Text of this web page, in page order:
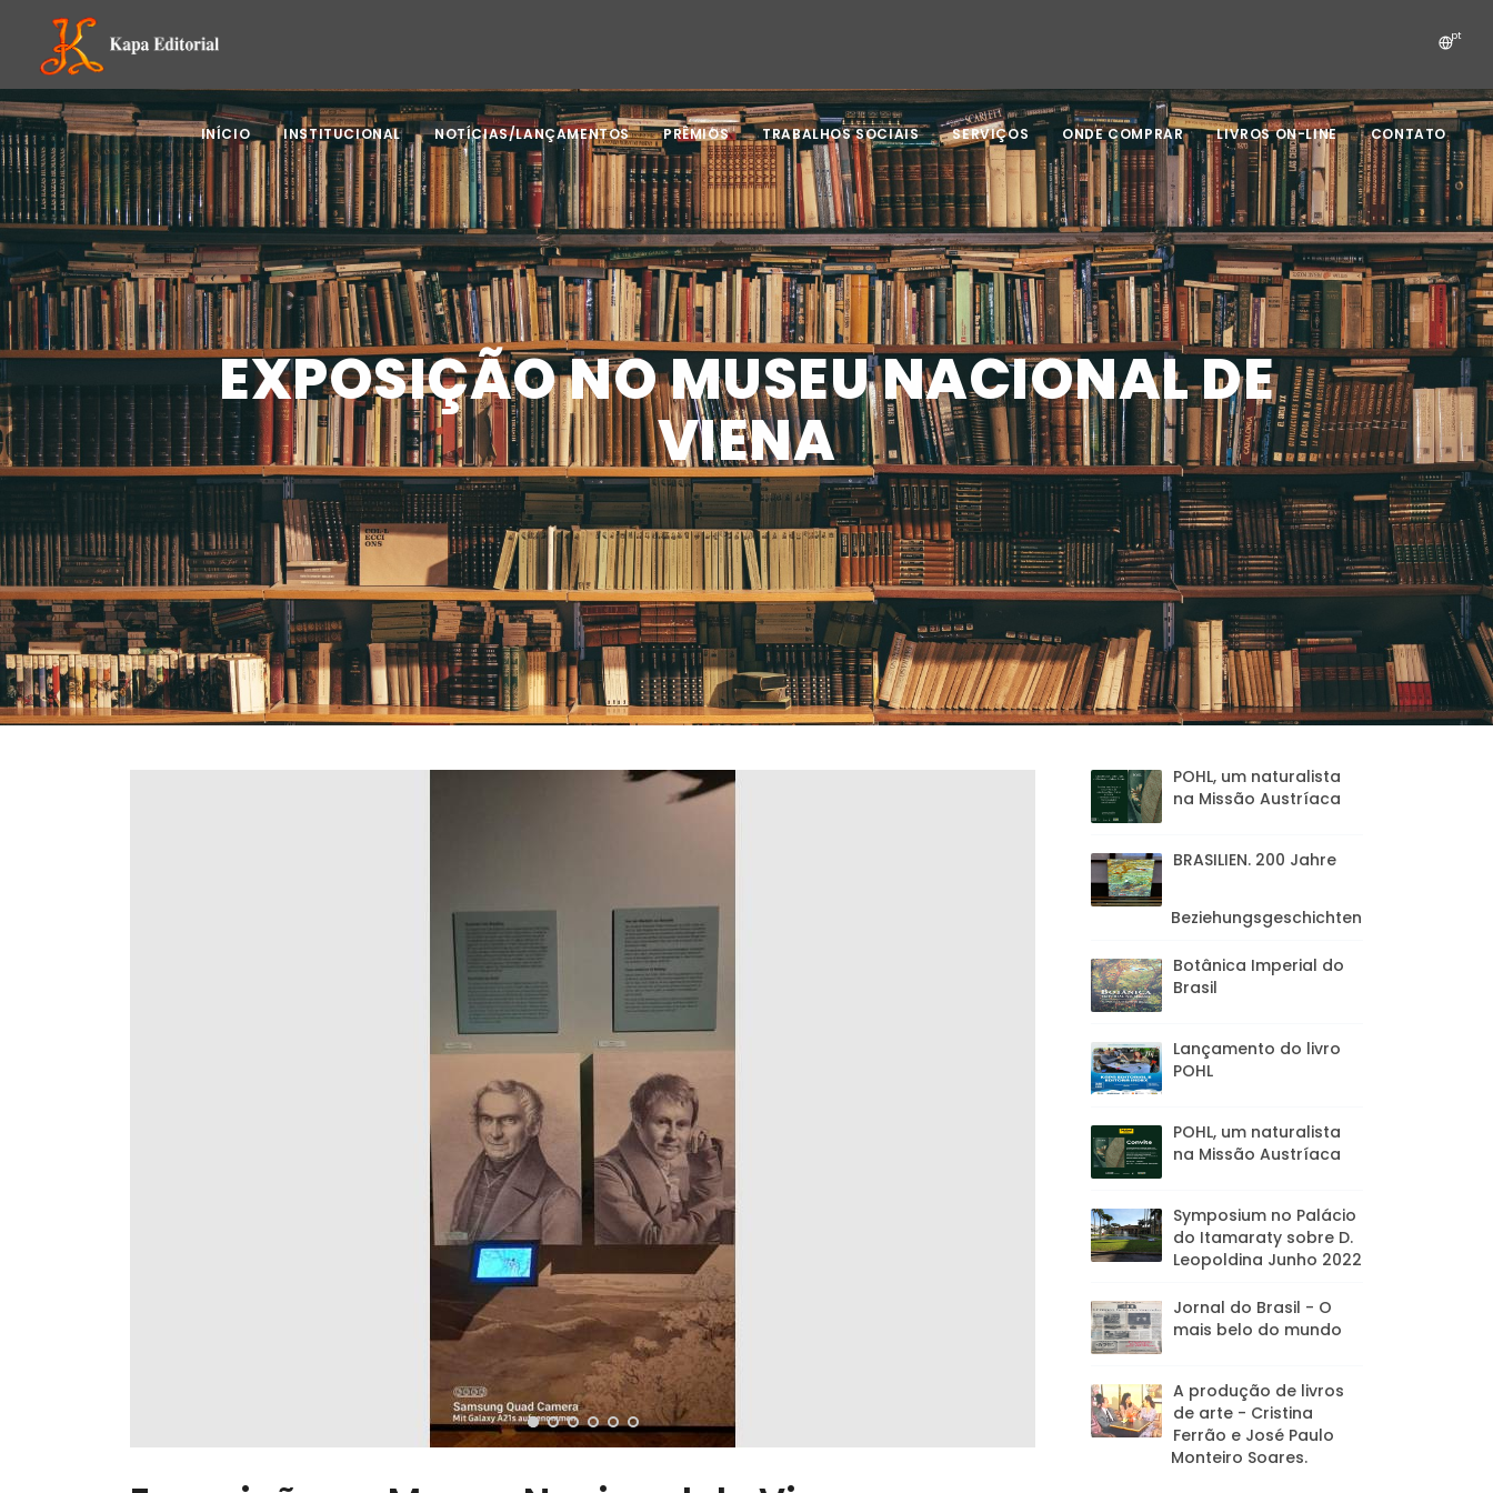
pt
INÍCIO INSTITUCIONAL NOTÍCIAS/LANÇAMENTOS PRÊMIOS TRABALHOS SOCIAIS SERVIÇOS ONDE COMPRAR LIVROS ON-LINE CONTATO
EXPOSIÇÃO NO MUSEU NACIONAL DE
VIENA
POHL, um naturalista
na Missão Austríaca
BRASILIEN. 200 Jahre
Beziehungsgeschichten
Botânica Imperial do
Brasil
Lançamento do livro
POHL
POHL, um naturalista
na Missão Austríaca
Symposium no Palácio
do Itamaraty sobre D.
Leopoldina Junho 2022
Jornal do Brasil - O
mais belo do mundo
A produção de livros
de arte - Cristina
Ferrão e José Paulo
Monteiro Soares.